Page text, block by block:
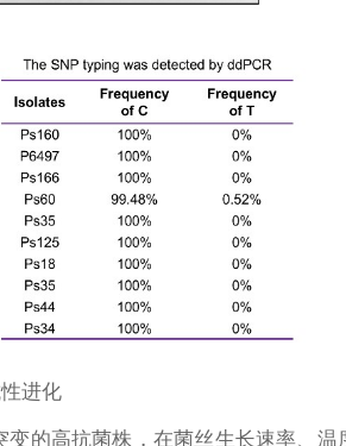
进化
的高抗菌株，在菌丝生长速率、温